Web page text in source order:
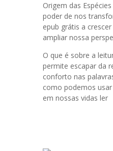
Origem das
poder de nos
epub grátis a
ampliar nossa
O que é sobre a
permite escapar da
conforto nas
como podemos
em nossas vidas ler